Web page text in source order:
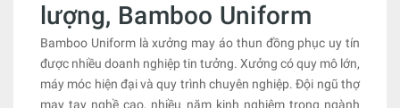
lượng, Bamboo Uniform
Bamboo Uniform là xưởng may áo thun đồng phục uy tín
được nhiều doanh nghiệp tin tưởng. Xưởng có quy mô lớn,
máy móc hiện đại và quy trình chuyên nghiệp. Đội ngũ thợ
may tay nghề cao, nhiều năm kinh nghiệm trong ngành